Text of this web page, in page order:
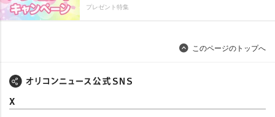
プレゼント特集
このページのトップへ
X